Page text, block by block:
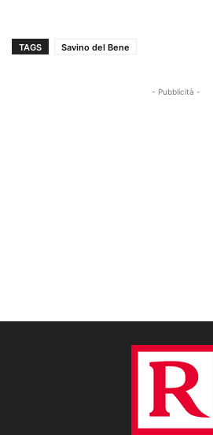
TAGS Savino del Bene
- Pubblicità -